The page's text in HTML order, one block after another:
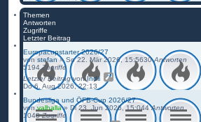
Themen
Antworten
Zugriffe
Letzter Beitrag
Europacupstarter 2026/27
von stefan»So 22. Mär 2026, 15:5630Antworten
5194Zugriffe
Letzter BeitragvonIndii
Do 6. Aug 2026, 22:13
Bundesliga und ÖFB-Cup 2026/27
von valhalla» Di 23. Jun 2026, 15:044Antworten
1048Zugriffe